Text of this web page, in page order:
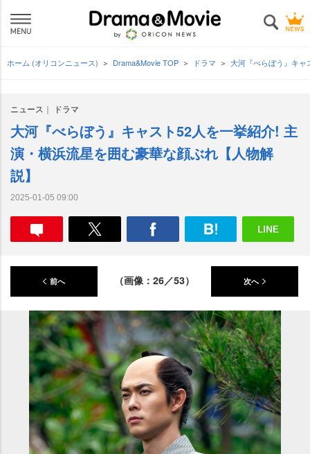
ホーム (オリコンニュース) Drama&Movie TOP ドラマ 大河『べらぼう』キ
ニュース ドラマ
大河『べらぼう』キャスト52人を一挙紹介! 主
演・横浜流星を囲む豪華な顔ぶれ【人物解
説】
2025-01-05 09:00
前へ （画像：26／53） 次へ